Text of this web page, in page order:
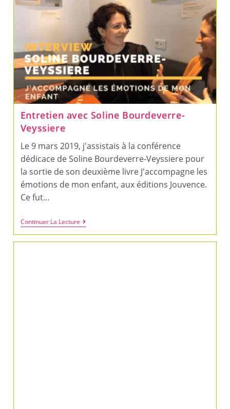
Confinement
Une
Parenthèse
Magique
Entretien avec Soline Bourdeverre-
Veyssiere
Le 9 mars 2019, j'assistais à la conférence
dédicace de Soline Bourdeverre-Veyssiere pour
la sortie de son deuxième livre J'accompagne les
émotions de mon enfant, aux éditions Jouvence.
Ce fut…
Continuer La LectureEntretien
Avec
Soline